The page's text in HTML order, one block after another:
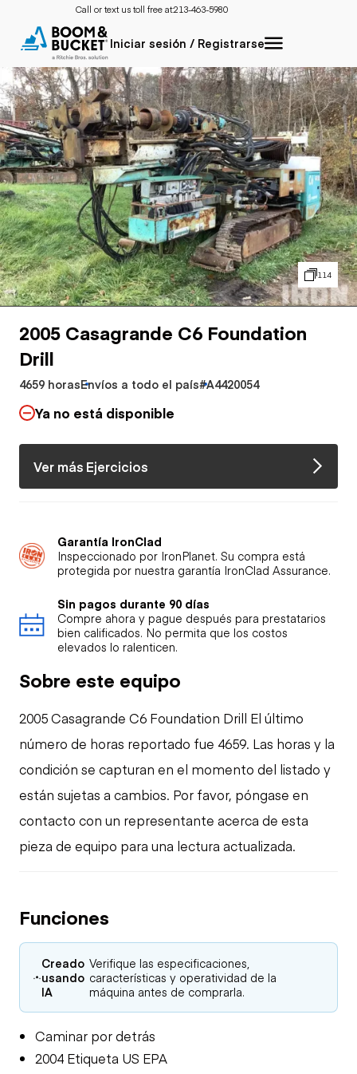
Call or text us toll free at:213-463-5980
Iniciar sesión / Registrarse
114
2005 Casagrande C6 Foundation
Drill
4659 horasEnvíos a todo el país#A4420054
Ya no está disponible
Ver más Ejercicios
Garantía IronClad
Inspeccionado por IronPlanet. Su compra está
protegida por nuestra garantía IronClad Assurance.
Sin pagos durante 90 días
Compre ahora y pague después para prestatarios
bien calificados. No permita que los costos
elevados lo ralenticen.
Sobre este equipo
2005 Casagrande C6 Foundation Drill El último
número de horas reportado fue 4659. Las horas y la
condición se capturan en el momento del listado y
están sujetas a cambios. Por favor, póngase en
contacto con un representante acerca de esta
pieza de equipo para una lectura actualizada.
Funciones
Creado
usando
IA
Verifique las especificaciones,
características y operatividad de la
máquina antes de comprarla.
Caminar por detrás
2004 Etiqueta US EPA